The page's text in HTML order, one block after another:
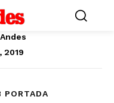
2019
PORTADA